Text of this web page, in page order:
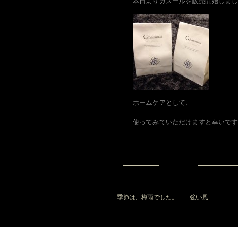
ホームケアとして、
使ってみていただけますと幸いです
季節は、梅雨でした。 強い風